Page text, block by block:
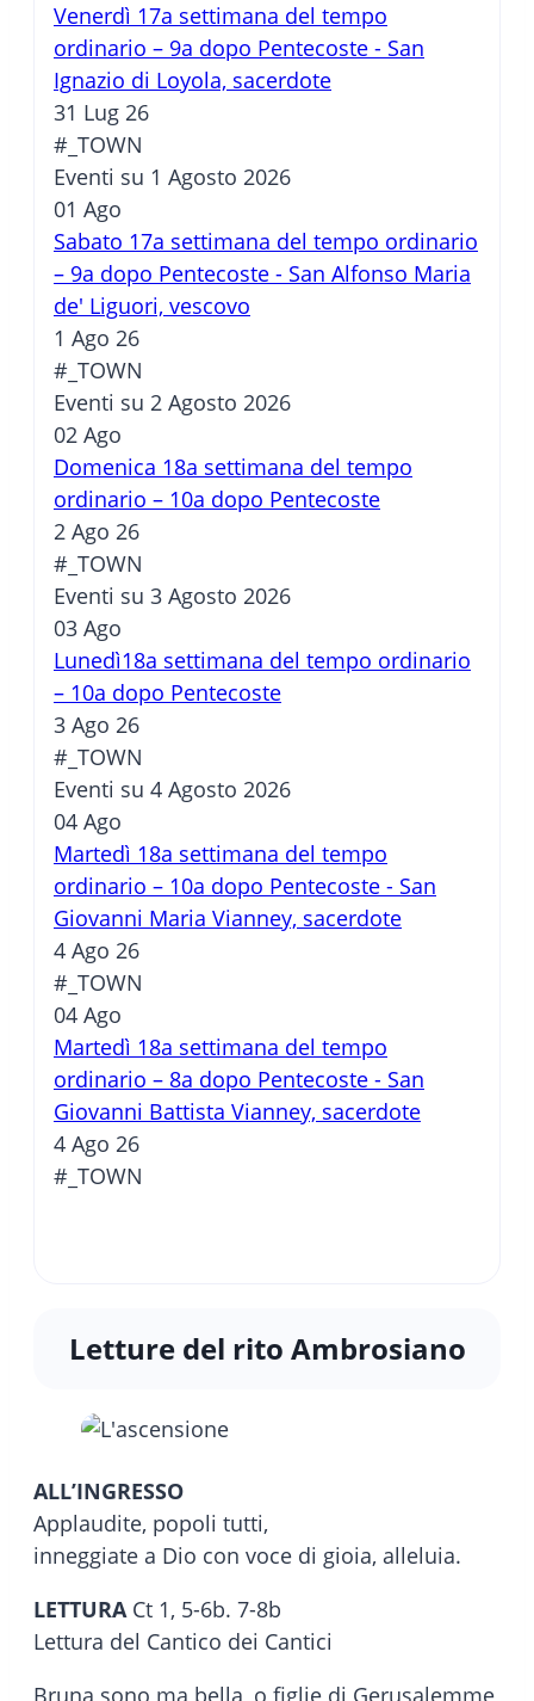
Venerdì 17a settimana del tempo
ordinario – 9a dopo Pentecoste - San
Ignazio di Loyola, sacerdote
31 Lug 26
#_TOWN
Eventi su 1 Agosto 2026
01 Ago
Sabato 17a settimana del tempo ordinario
– 9a dopo Pentecoste - San Alfonso Maria
de' Liguori, vescovo
1 Ago 26
#_TOWN
Eventi su 2 Agosto 2026
02 Ago
Domenica 18a settimana del tempo
ordinario – 10a dopo Pentecoste
2 Ago 26
#_TOWN
Eventi su 3 Agosto 2026
03 Ago
Lunedì18a settimana del tempo ordinario
– 10a dopo Pentecoste
3 Ago 26
#_TOWN
Eventi su 4 Agosto 2026
04 Ago
Martedì 18a settimana del tempo
ordinario – 10a dopo Pentecoste - San
Giovanni Maria Vianney, sacerdote
4 Ago 26
#_TOWN
04 Ago
Martedì 18a settimana del tempo
ordinario – 8a dopo Pentecoste - San
Giovanni Battista Vianney, sacerdote
4 Ago 26
#_TOWN
Letture del rito Ambrosiano
ALL’INGRESSO
Applaudite, popoli tutti,
inneggiate a Dio con voce di gioia, alleluia.
LETTURACt 1, 5-6b. 7-8b
Lettura del Cantico dei Cantici
Bruna sono ma bella, o figlie di Gerusalemme,